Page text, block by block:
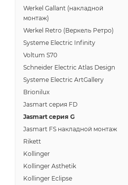
Werkel Gallant (накладной
монтаж)
Werkel Retro (Веркель Ретро)
Systeme Electric Infinity
Voltum S70
Schneider Electric Atlas Design
Systeme Electric ArtGallery
Brionilux
Jasmart серия FD
Jasmart серия G
Jasmart FS накладной монтаж
Rikett
Kollinger
Kollinger Asthetik
Kollinger Eclipse